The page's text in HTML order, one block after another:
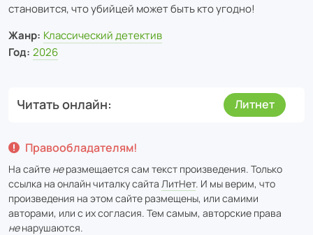
становится, что убийцей может быть кто угодно!
Жанр: Классический детектив
Год: 2026
Читать онлайн Литнет
Правообладателям!
На сайте неразмещается сам текст произведения. Только
ссылка на онлайн читалку сайта ЛитНет. И мы верим, что
произведения на этом сайте размещены, или самими
авторами, или с их согласия. Тем самым, авторские права
ненарушаются.